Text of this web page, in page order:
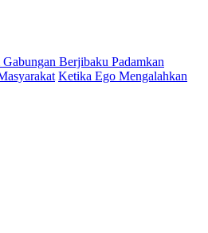
Berjibaku Padamkan
Ketika Ego Mengalahkan